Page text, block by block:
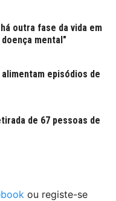
outra fase da vida em
mental"
episódios de
de 67 pessoas de
ou registe-se